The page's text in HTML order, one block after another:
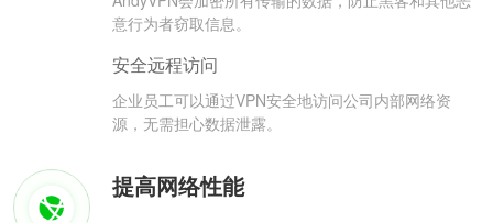
意行为者窃取信息。
安全远程访问
企业员工可以通过VPN安全地访问公司内部网络资
源，无需担心数据泄露。
提高网络性能